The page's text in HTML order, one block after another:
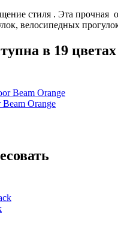
стиля . Эта прочная
велосипедных
в 19 цветах
Orange